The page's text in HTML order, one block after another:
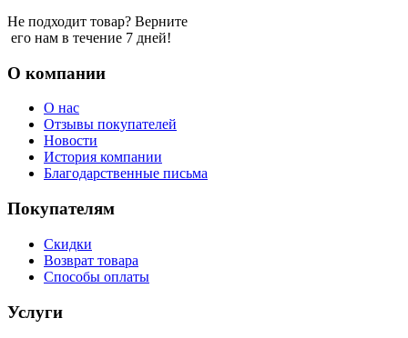
Не подходит товар? Верните
его нам в течение 7 дней!
О компании
О нас
Отзывы покупателей
Новости
История компании
Благодарственные письма
Покупателям
Скидки
Возврат товара
Способы оплаты
Услуги